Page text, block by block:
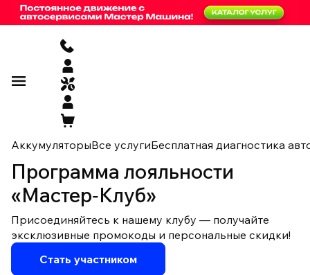
АккумуляторыВсе услугиБесплатная диагностика
Программа лояльности
«Мастер‑Клуб»
Присоединяйтесь к нашему клубу — получайте
эксклюзивные промокоды и персональные скидки!
Стать участником